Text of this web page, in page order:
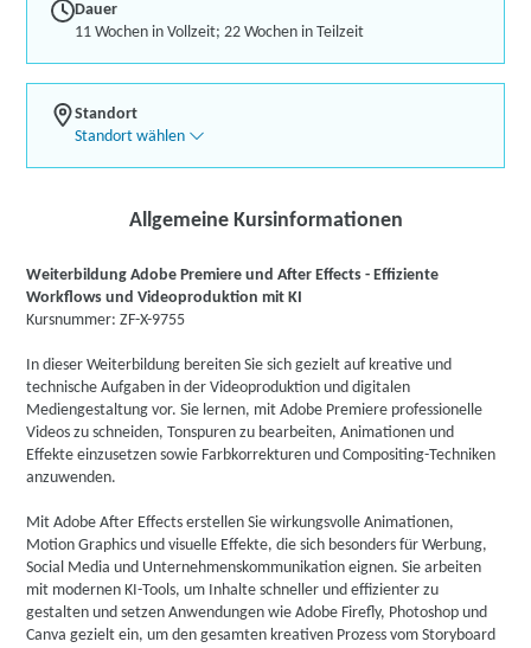
Dauer
11 Wochen in Vollzeit; 22 Wochen in Teilzeit
Standort
Standort wählen
Allgemeine Kursinformationen
Weiterbildung Adobe Premiere und After Effects - Effiziente
Workflows und Videoproduktion mit KI
Kursnummer: ZF-X-9755
In dieser Weiterbildung bereiten Sie sich gezielt auf kreative und
technische Aufgaben in der Videoproduktion und digitalen
Mediengestaltung vor. Sie lernen, mit Adobe Premiere professionelle
Videos zu schneiden, Tonspuren zu bearbeiten, Animationen und
Effekte einzusetzen sowie Farbkorrekturen und Compositing-Techniken
anzuwenden.
Mit Adobe After Effects erstellen Sie wirkungsvolle Animationen,
Motion Graphics und visuelle Effekte, die sich besonders für Werbung,
Social Media und Unternehmenskommunikation eignen. Sie arbeiten
mit modernen KI-Tools, um Inhalte schneller und effizienter zu
gestalten und setzen Anwendungen wie Adobe Firefly, Photoshop und
Canva gezielt ein, um den gesamten kreativen Prozess vom Storyboard